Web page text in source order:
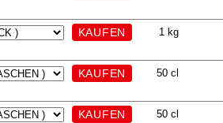
1 kg
50 cl
50 cl